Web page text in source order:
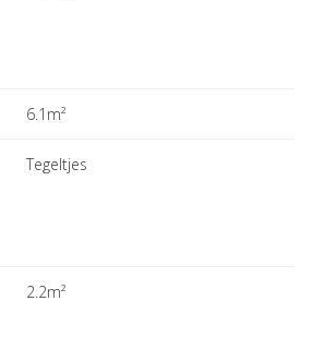
6.1m²
Tegeltjes
2.2m²